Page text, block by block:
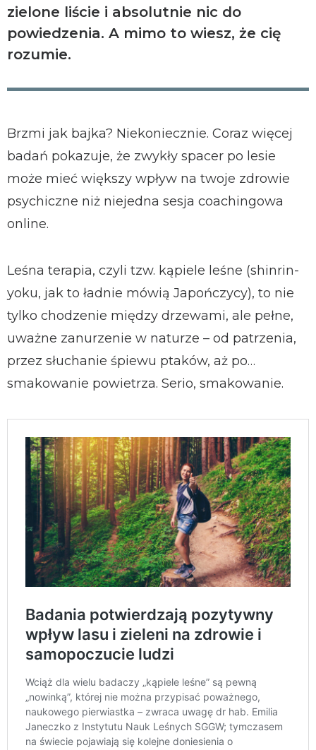
zielone liście i absolutnie nic do
powiedzenia. A mimo to wiesz, że cię
rozumie.
Brzmi jak bajka? Niekoniecznie. Coraz więcej
badań pokazuje, że zwykły spacer po lesie
może mieć większy wpływ na twoje zdrowie
psychiczne niż niejedna sesja coachingowa
online.
Leśna terapia, czyli tzw. kąpiele leśne (shinrin-
yoku, jak to ładnie mówią Japończycy), to nie
tylko chodzenie między drzewami, ale pełne,
uważne zanurzenie w naturze – od patrzenia,
przez słuchanie śpiewu ptaków, aż po…
smakowanie powietrza. Serio, smakowanie.